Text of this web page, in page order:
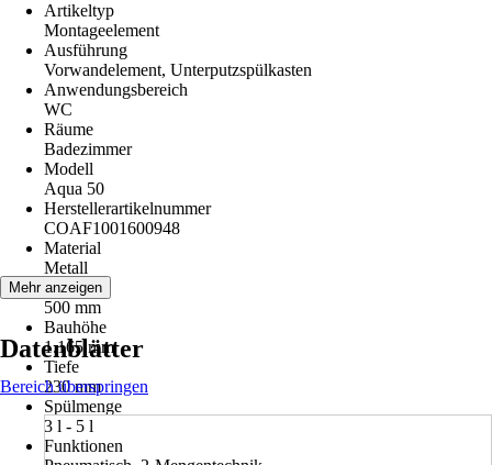
Artikeltyp
Montageelement
Ausführung
Vorwandelement, Unterputzspülkasten
Anwendungsbereich
WC
Räume
Badezimmer
Modell
Aqua 50
Herstellerartikelnummer
COAF1001600948
Material
Metall
Breite
500 mm
Bauhöhe
1.165 mm
Tiefe
230 mm
Spülmenge
3 l - 5 l
Funktionen
Mehr anzeigen
Datenblätter
Bereich überspringen